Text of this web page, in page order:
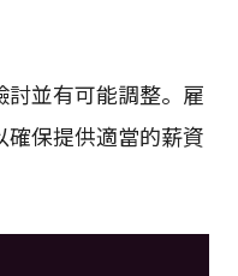
並有可能調整。雇
保提供適當的薪資